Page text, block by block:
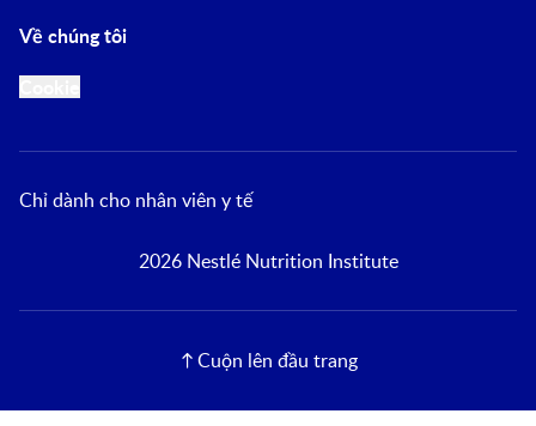
Về chúng tôi
Chỉ dành cho nhân viên y tế
2026 Nestlé Nutrition Institute
Cuộn lên đầu trang